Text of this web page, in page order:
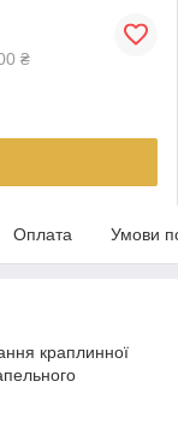
₴
Оплата Умови
краплинної